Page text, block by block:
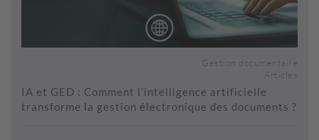
Gestion documentaire
Articles
IA et GED : Comment l’intelligence artificielle
transforme la gestion électronique des documents ?